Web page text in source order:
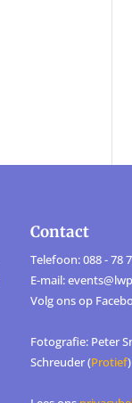
Contact
Telefoon: 088 - 78
E-mail:
Volg ons op
Fotografie: Peter
Schreuder (Protief)